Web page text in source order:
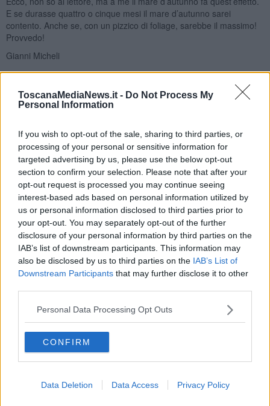
ToscanaMediaNews.it - Do Not Process My
Personal Information
If you wish to opt-out of the sale, sharing to third parties, or
processing of your personal or sensitive information for
targeted advertising by us, please use the below opt-out
section to confirm your selection. Please note that after your
opt-out request is processed you may continue seeing
interest-based ads based on personal information utilized by
us or personal information disclosed to third parties prior to
your opt-out. You may separately opt-out of the further
disclosure of your personal information by third parties on the
IAB’s list of downstream participants. This information may
also be disclosed by us to third parties on the IAB’s List of
Downstream Participants that may further disclose it to other
Personal Data Processing Opt Outs
CONFIRM
Data Deletion Data Access Privacy Policy
E se durasse quattro o cinque mesi il mare d’autunno sarei
contento. Anche se, con un pizzico di foliage, sarebbe il massimo!
Provvedo!
Gianni Micheli
Se vuoi leggere le notizie principali della Toscana iscriviti alla
Newsletter QUInews - ToscanaMedia.Arriva gratis tutti i giorni
alle 20:00 direttamente nella tua casella di posta.
Basta cliccareQUI
Fotogallery
Ti potrebbe interessare anche:
Articoli dal Blog “Pagine allegre” di Gianni Micheli
​Ricciotti Ensemble: ovunque e per tutti
Ode ai lacci
​L’elenco telefonico
​Il caffè Mattia Moreni